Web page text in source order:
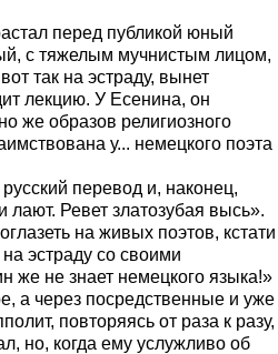
перед публикой юный
с тяжелым мучнистым лицом,
так на эстраду, вынет
лекцию. У Есенина, он
же образов религиозного
у... немецкого поэта
перевод и, наконец,
Ревет златозубая высь».
на живых поэтов, кстати
эстраду со своими
же не знает немецкого языка!»
а через посредственные и уже
повторяясь от раза к разу,
но, когда ему услужливо об